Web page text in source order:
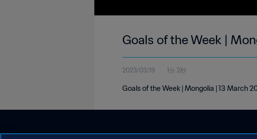
Goals of the Week |
2023/03/19 1分 2秒
Goals of the Week | Mongolia | 13 March